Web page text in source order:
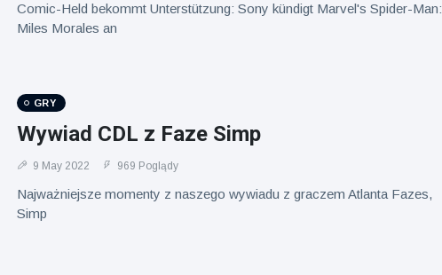
Comic-Held bekommt Unterstützung: Sony kündigt Marvel's Spider-Man:
Miles Morales an
GRY
Wywiad CDL z Faze Simp
9 May 2022 969 Poglądy
Najważniejsze momenty z naszego wywiadu z graczem Atlanta Fazes,
Simp